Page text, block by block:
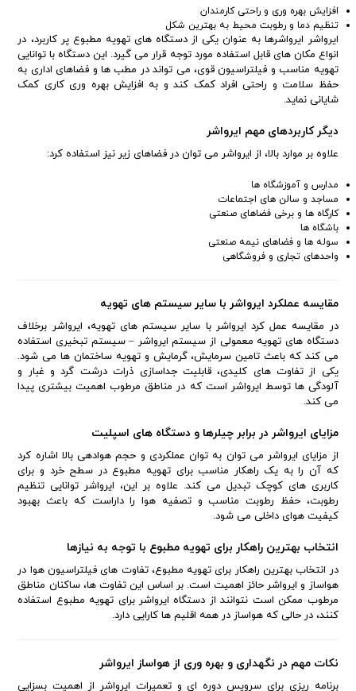
افزایش بهره وری و راحتی کارمندان
تنظیم دما و رطوبت محیط به بهترین شکل
ایرواشر ایرواشرها به عنوان یکی از دستگاه های تهویه مطبوع پر کاربرد، در
انواع مکان های قابل استفاده مورد توجه قرار می گیرد. این دستگاه با توانایی
تهویه مناسب و فیلتراسیون قوی، می تواند در مطب ها و فضاهای اداری به
حفظ سلامت و راحتی افراد کمک کند و به افزایش بهره وری کاری کمک
شایانی نماید.
دیگر کاربردهای مهم ایرواشر
علاوه بر موارد بالا، از ایرواشر می توان در فضاهای زیر نیز استفاده کرد:
مدارس و آموزشگاه ها
مساجد و سالن های اجتماعات
کارگاه ها و برخی فضاهای صنعتی
باشگاه ها
سوله ها و فضاهای نیمه صنعتی
واحدهای تجاری و فروشگاهی
مقایسه عملکرد ایرواشر با سایر سیستم های تهویه
در مقایسه عمل کرد ایرواشر با سایر سیستم های تهویه، ایرواشر برخلاف
دستگاه های تهویه معمولی از سیستم ایرواشر – سیستم تبخیری استفاده
می کند که باعث تامین سرمایش، گرمایش و تهویه ساختمان ها می شود.
یکی از تفاوت های کلیدی، قابلیت جداسازی ذرات درشت گرد و غبار و
آلودگی ها توسط ایرواشر است که در مناطق مرطوب اهمیت بیشتری پیدا
می کند.
مزایای ایرواشر در برابر چیلرها و دستگاه های اسپلیت
از مزایای ایرواشر می توان به توان عملکردی و حجم هوادهی بالا اشاره کرد
که آن را به یک راهکار مناسب برای تهویه مطبوع در سطح خرد و برای
کاربری های کوچک تبدیل می کند. علاوه بر این، ایرواشر توانایی تنظیم
رطوبت، حفظ رطوبت مناسب و تصفیه هوا را داراست که باعث بهبود
کیفیت هوای داخلی می شود.
انتخاب بهترین راهکار برای تهویه مطبوع با توجه به نیازها
در انتخاب بهترین راهکار برای تهویه مطبوع، تفاوت های فیلتراسیون هوا در
هواساز و ایرواشر حائز اهمیت است. بر اساس این تفاوت ها، ساکنان مناطق
مرطوب ممکن است نتوانند از دستگاه ایرواشر برای تهویه مطبوع استفاده
کنند، در حالی که هواساز در همه اقلیم ها کارایی دارد.
نکات مهم در نگهداری و بهره وری از هواساز ایرواشر
برنامه ریزی برای سرویس دوره ای و تعمیرات ایرواشر از اهمیت بسزایی